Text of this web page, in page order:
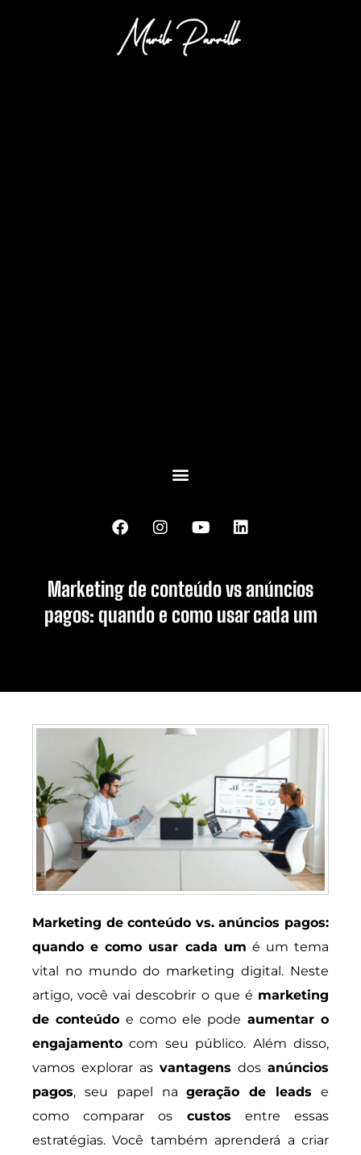
Marketing de conteúdo vs anúncios
pagos: quando e como usar cada um
Marketing de conteúdo vs. anúncios pagos:
quando e como usar cada um é um tema
vital no mundo do marketing digital. Neste
artigo, você vai descobrir o que é marketing
de conteúdo e como ele pode aumentar o
engajamento com seu público. Além disso,
vamos explorar as vantagens dos anúncios
pagos, seu papel nageração de leads e
como comparar os custos entre essas
estratégias. Você também aprenderá a criar